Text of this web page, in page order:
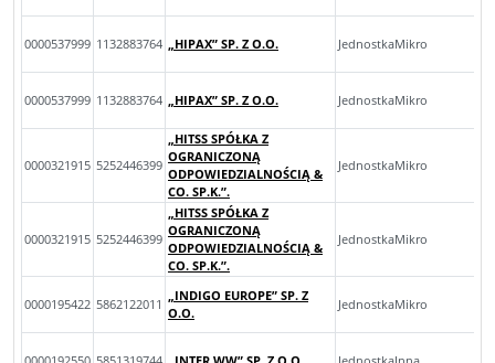
0000537999 1132883764 „HIPAX” SP. Z O.O. JednostkaMikro
0000537999 1132883764 „HIPAX” SP. Z O.O. JednostkaMikro
0000321915 5252446399
„HITSS SPÓŁKA Z
OGRANICZONĄ
ODPOWIEDZIALNOŚCIĄ &
CO. SP.K.”.
JednostkaMikro
0000321915 5252446399
„HITSS SPÓŁKA Z
OGRANICZONĄ
ODPOWIEDZIALNOŚCIĄ &
CO. SP.K.”.
JednostkaMikro
0000195422 5862122011
„INDIGO EUROPE” SP. Z
O.O.
JednostkaMikro